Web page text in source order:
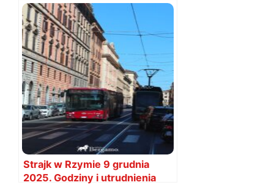
Strajk w Rzymie 9 grudnia
2025. Godziny i utrudnienia